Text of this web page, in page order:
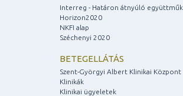
Interreg - Határon átnyúló
Horizon2020
NKFI alap
Széchenyi 2020
BETEGELLÁTÁS
Szent-Györgyi Albert Klinikai Központ
Klinikák
Klinikai ügyeletek